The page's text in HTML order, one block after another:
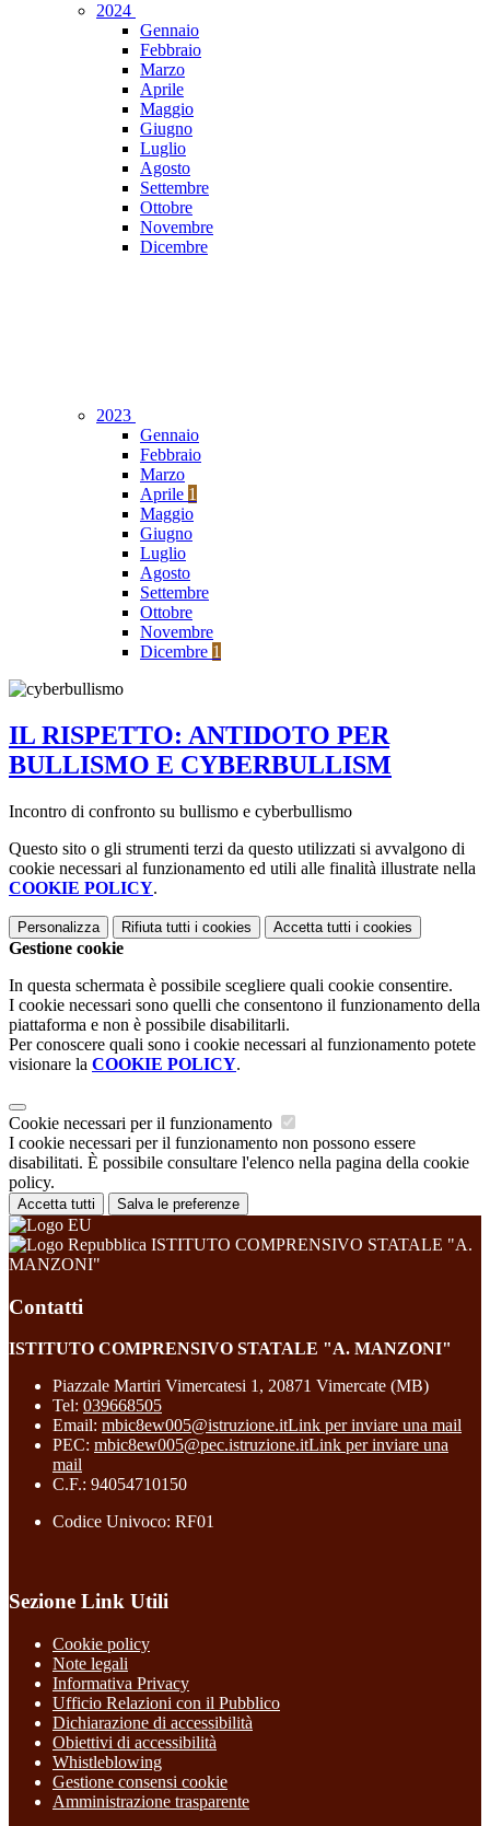
2024
Gennaio
Febbraio
Marzo
Aprile
Maggio
Giugno
Luglio
Agosto
Settembre
Ottobre
Novembre
Dicembre
2023
Gennaio
Febbraio
Marzo
Aprile 1
Maggio
Giugno
Luglio
Agosto
Settembre
Ottobre
Novembre
Dicembre 1
IL RISPETTO: ANTIDOTO PER
BULLISMO E CYBERBULLISM
Incontro di confronto su bullismo e cyberbullismo
Questo sito o gli strumenti terzi da questo utilizzati si avvalgono di
cookie necessari al funzionamento ed utili alle finalità illustrate nella
COOKIE POLICY.
Personalizza Rifiuta tutti i cookies Accetta tutti i cookies
Gestione cookie
In questa schermata è possibile scegliere quali cookie consentire.
I cookie necessari sono quelli che consentono il funzionamento della
piattaforma e non è possibile disabilitarli.
Per conoscere quali sono i cookie necessari al funzionamento potete
visionare la COOKIE POLICY.
Cookie necessari per il funzionamento
I cookie necessari per il funzionamento non possono essere
disabilitati. È possibile consultare l'elenco nella pagina della cookie
policy.
Accetta tutti Salva le preferenze
ISTITUTO COMPRENSIVO STATALE "A.
MANZONI"
Contatti
ISTITUTO COMPRENSIVO STATALE "A. MANZONI"
Piazzale Martiri Vimercatesi 1, 20871 Vimercate (MB)
Tel: 039668505
Email: mbic8ew005@istruzione.itLink per inviare una mail
PEC: mbic8ew005@pec.istruzione.itLink per inviare una
mail
C.F.: 94054710150
Codice Univoco: RF01
Sezione Link Utili
Cookie policy
Note legali
Informativa Privacy
Ufficio Relazioni con il Pubblico
Dichiarazione di accessibilità
Obiettivi di accessibilità
Whistleblowing
Gestione consensi cookie
Amministrazione trasparente